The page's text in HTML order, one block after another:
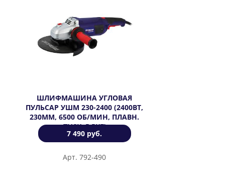
ШЛИФМАШИНА УГЛОВАЯ
ПУЛЬСАР УШМ 230-2400 (2400ВТ,
230ММ, 6500 ОБ/МИН, ПЛАВН.
ПУСК, 5,5КГ)
7 490 руб.
Арт. 792-490